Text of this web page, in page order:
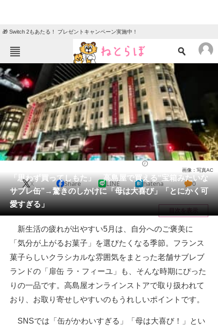
🎁 Switch 2もあたる！ プレゼントキャンペーン実施中！
ねとらぼメニュー
TOP ニュース
エンタメ クイズ
グルメ 地域
住まい 教育・育児
動物 リサーチ
会員記事
メディア
注目記事を集めた総合ページ
ITの今と未来を見通す
スマホと通信の最新トレンド
進化するPCとデバイスの未来
好きが集まる 比べて選べる
ビジネスと働き方のヒント
「思わず買ってしもた」 高島屋で買える“宝箱みたいな
サブレ缶”→驚きのしかけに「母は大喜び」「とにかく可
愛すぎる」
画像：写真AC
X Share LINE hatena 0
目次を表示
新生活の疲れが出やすい5月は、自分へのご褒美に
「気分が上がるお菓子」を選びたくなる季節。フランス
菓子らしいクラシカルな雰囲気をまとった老舗サブレブ
ランドの「扉缶 ラ・フィーユ」も、そんな時期にぴった
りの一品です。高島屋オンラインストアで取り扱われて
おり、お取り寄せしやすいのもうれしいポイントです。
SNSでは「缶がかわいすぎる」「母は大喜び！」とい